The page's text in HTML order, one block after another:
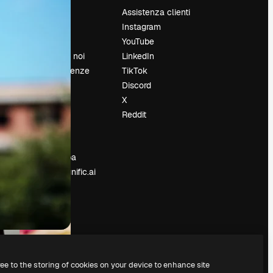
Lavora con noi
Cerca tendenze
Blog
Eventi
Slidesgo
Vendi i tuoi
contenuti
Sala stampa
Cerchi magnific.ai
Assistenza clienti
Instagram
YouTube
LinkedIn
TikTok
Discord
X
Reddit
to the storing of cookies on your device to enhance site